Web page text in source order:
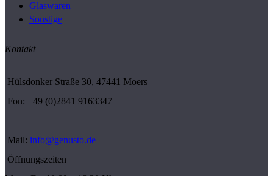
Glaswaren
Sonstige
Kontakt
Hülsdonker Straße 30, 47441 Moers
Fon: +49 (0)2841 9163347
Mail: info@genusto.de
Öffnungszeiten